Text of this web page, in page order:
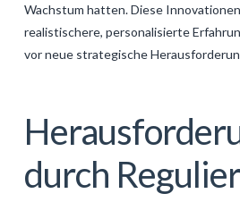
Wachstum hatten. Diese
realistischere, personalisierte
vor neue strategische
durch